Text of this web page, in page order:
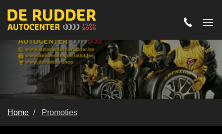
Home Promoties